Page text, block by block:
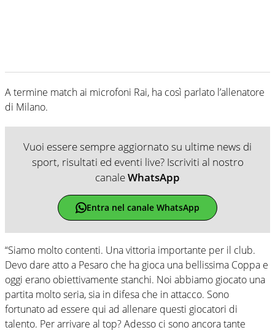
A termine match ai microfoni Rai, ha così parlato l’allenatore
di Milano.
Vuoi essere sempre aggiornato su ultime news di
sport, risultati ed eventi live? Iscriviti al nostro
canaleWhatsApp
Entra nel canale WhatsApp
“Siamo molto contenti. Una vittoria importante per il club.
Devo dare atto a Pesaro che ha gioca una bellissima Coppa e
oggi erano obiettivamente stanchi. Noi abbiamo giocato una
partita molto seria, sia in difesa che in attacco. Sono
fortunato ad essere qui ad allenare questi giocatori di
talento. Per arrivare al top? Adesso ci sono ancora tante